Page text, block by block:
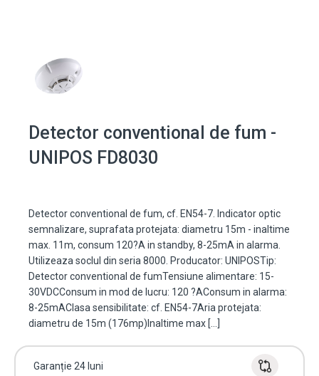
Detector conventional de fum -
UNIPOS FD8030
Detector conventional de fum, cf. EN54-7. Indicator optic
semnalizare, suprafata protejata: diametru 15m - inaltime
max. 11m, consum 120?A in standby, 8-25mA in alarma.
Utilizeaza soclul din seria 8000. Producator: UNIPOSTip:
Detector conventional de fumTensiune alimentare: 15-
30VDCConsum in mod de lucru: 120 ?AConsum in alarma:
8-25mAClasa sensibilitate: cf. EN54-7Aria protejata:
diametru de 15m (176mp)Inaltime max […]
Garanție 24 luni